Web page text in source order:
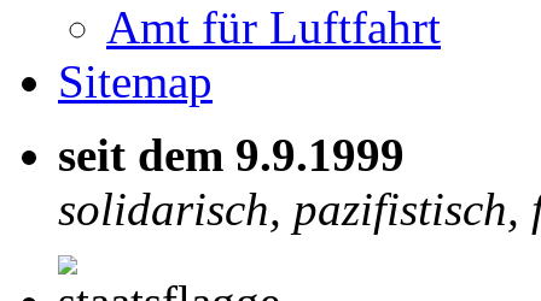
Amt für Luftfahrt
Sitemap
seit dem 9.9.1999
solidarisch, pazifistisch,